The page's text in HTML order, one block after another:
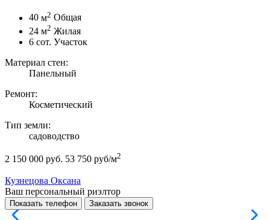
40 м2 Общая
24 м2 Жилая
6 сот. Участок
Материал стен:
Панельный
Ремонт:
Косметический
Тип земли:
садоводство
2 150 000 руб. 53 750 руб/м2
Кузнецова Оксана
Ваш персональный риэлтор
Показать телефон Заказать звонок